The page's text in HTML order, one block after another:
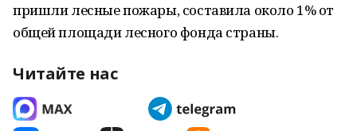
пришли лесные пожары, составила около 1% от
общей площади лесного фонда страны.
Читайте нас